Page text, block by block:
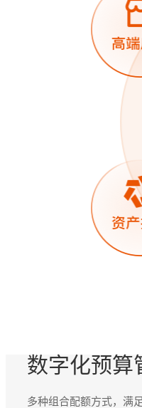
数字化预算
多种组合配额方式，满